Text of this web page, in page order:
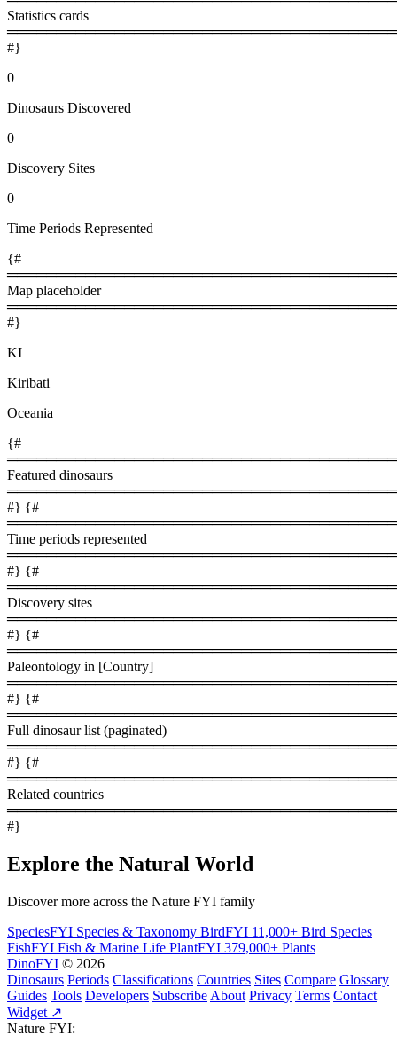
Statistics cards
#}
0
Dinosaurs Discovered
0
Discovery Sites
0
Time Periods Represented
{#
Map placeholder
#}
KI
Kiribati
Oceania
{#
Featured dinosaurs
#} {#
Time periods represented
#} {#
Discovery sites
#} {#
Paleontology in [Country]
#} {#
Full dinosaur list (paginated)
#} {#
Related countries
#}
Explore the Natural World
Discover more across the Nature FYI family
SpeciesFYI Species & Taxonomy BirdFYI 11,000+ Bird Species
FishFYI Fish & Marine Life PlantFYI 379,000+ Plants
DinoFYI © 2026
Dinosaurs Periods Classifications Countries Sites Compare Glossary
Guides Tools Developers Subscribe About Privacy Terms Contact
Widget ↗
Nature FYI: